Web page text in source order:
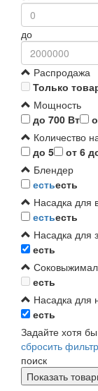
до
Распродажа
Только
Мощность
до 700 Вт
Количество
до 5
от 6
Блендер
естьесть
Насадка для
естьесть
Насадка для
есть
есть
Насадка для
есть
Задайте хотя
сбросить
поиск